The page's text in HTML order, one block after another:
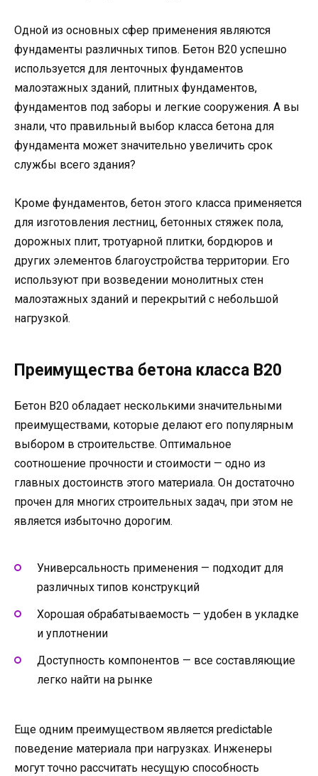
Одной из основных сфер применения являются
фундаменты различных типов. Бетон В20 успешно
используется для ленточных фундаментов
малоэтажных зданий, плитных фундаментов,
фундаментов под заборы и легкие сооружения. А вы
знали, что правильный выбор класса бетона для
фундамента может значительно увеличить срок
службы всего здания?
Кроме фундаментов, бетон этого класса применяется
для изготовления лестниц, бетонных стяжек пола,
дорожных плит, тротуарной плитки, бордюров и
других элементов благоустройства территории. Его
используют при возведении монолитных стен
малоэтажных зданий и перекрытий с небольшой
нагрузкой.
Преимущества бетона класса В20
Бетон В20 обладает несколькими значительными
преимуществами, которые делают его популярным
выбором в строительстве. Оптимальное
соотношение прочности и стоимости — одно из
главных достоинств этого материала. Он достаточно
прочен для многих строительных задач, при этом не
является избыточно дорогим.
Универсальность применения — подходит для
различных типов конструкций
Хорошая обрабатываемость — удобен в укладке
и уплотнении
Доступность компонентов — все составляющие
легко найти на рынке
Еще одним преимуществом является predictable
поведение материала при нагрузках. Инженеры
могут точно рассчитать несущую способность